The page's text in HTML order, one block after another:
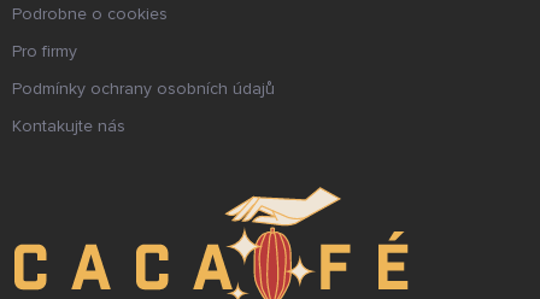
Podrobne o cookies
Pro firmy
Podmínky ochrany osobních údajů
Kontakujte nás